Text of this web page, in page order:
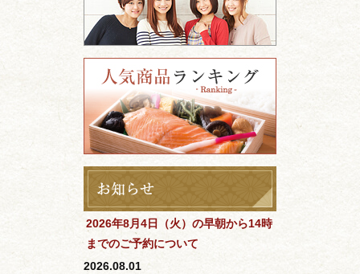
2026年8月4日（火）の早朝から14時
までのご予約について
2026.08.01